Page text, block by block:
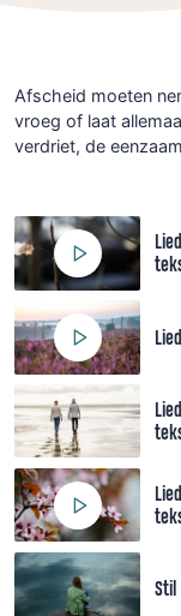
Afscheid moeten
vroeg of laat
verdriet, de
Stil